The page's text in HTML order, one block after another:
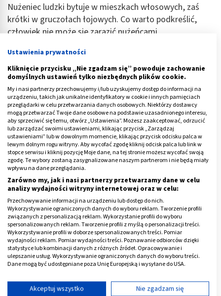
Nużeniec ludzki bytuje w mieszkach włosowych, zaś
krótki w gruczołach łojowych. Co warto podkreślić,
człowiek nie może się zarazić nużeńcami
Roztocza z rodzajuDemodexżywią się komórkami
naskórka oraz składnikami łoju, dlatego występują w
tych miejscach na skórze, gdzie jest najwięcej
gruczołów łojowych - głównie na policzkach, czole,
brodzie oraz na powiekach.
Reklama
Ustawienia prywatności
Kliknięcie przycisku „Nie zgadzam się” powoduje zachowanie
domyślnych ustawień tylko niezbędnych plików cookie.
My i nasi partnerzy przechowujemy i/lub uzyskujemy dostęp do informacji na
urządzeniu, takich jak unikalne identyfikatory w cookie i innych pamięciach
przeglądarki w celu przetwarzania danych osobowych. Niektórzy dostawcy
mogą przetwarzać Twoje dane osobowe na podstawie uzasadnionego interesu,
aby sprzeciwić się temu, otwórz „Ustawienia”. Możesz zaakceptować, odrzucić
lub zarządzać swoimi ustawieniami, klikając przycisk „Zarządzaj
ustawieniami” lub w dowolnym momencie, klikając przycisk odcisku palca w
lewym dolnym rogu witryny. Aby wycofać zgodę kliknij odcisk palca lub link w
stopce serwisu i kliknij pozycję Moje dane, na tej stronie możesz wycofać swoją
zgodę. Te wybory zostaną zasygnalizowane naszym partnerom i nie będą miały
wpływu na dane przeglądania.
Zarówno my, jak i nasi partnerzy przetwarzamy dane w celu
analizy wydajności witryny internetowej oraz w celu:
Przechowywanie informacji na urządzeniu lub dostęp do nich.
Wykorzystywanie ograniczonych danych do wyboru reklam. Tworzenie profili
związanych z personalizacją reklam. Wykorzystanie profili do wyboru
spersonalizowanych reklam. Tworzenie profili z myślą o personalizacji treści.
Wykorzystywanie profili w doborze spersonalizowanych treści. Pomiar
wydajności reklam. Pomiar wydajności treści. Poznawanie odbiorców dzięki
statystyce lub kombinacji danych z różnych źródeł. Opracowywanie i
ulepszanie usług. Wykorzystywanie ograniczonych danych do wyboru treści.
Dane mogą być udostępniane poza Unię Europejską i wysyłane do USA.
Wyświetl listę partnerów (11 dostawców IAB)
Akceptuj wszystko
Nie zgadzam się